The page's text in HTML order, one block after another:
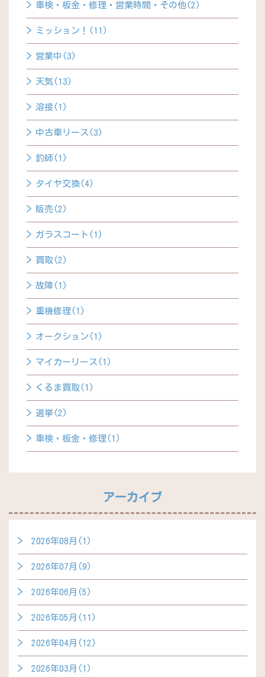
車検・板金・修理・営業時間・その他(2)
ミッション！(11)
営業中(3)
天気(13)
溶接(1)
中古車リース(3)
釣師(1)
タイヤ交換(4)
販売(2)
ガラスコート(1)
買取(2)
故障(1)
重機修理(1)
オークション(1)
マイカーリース(1)
くるま買取(1)
選挙(2)
車検・板金・修理(1)
アーカイブ
2026年08月(1)
2026年07月(9)
2026年06月(5)
2026年05月(11)
2026年04月(12)
2026年03月(1)